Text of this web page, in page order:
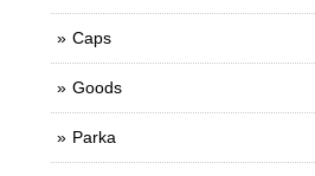
Caps
Goods
Parka